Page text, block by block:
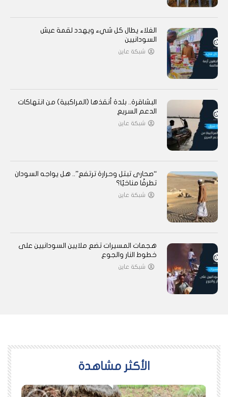
الغلاء يطال كل شيء ويهدد لقمة عيش
السودانيين
شبكة عاين
البشاقرة.. بلدة أنقذها (المراكبية) من انتهاكات
الدعم السريع
شبكة عاين
“صحارى تبتل وحرارة ترتفع”.. هل يواجه السودان
تطرفًا مناخيًا؟
شبكة عاين
هجمات المسيرات تضع ملايين السودانيين على
خطوط النار والجوع
شبكة عاين
اﻷكثر مشاهدة